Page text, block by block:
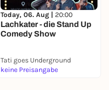
Today, 06. Aug | 20:00
Lachkater - die Stand Up
Comedy Show
Tati goes Underground
keine Preisangabe